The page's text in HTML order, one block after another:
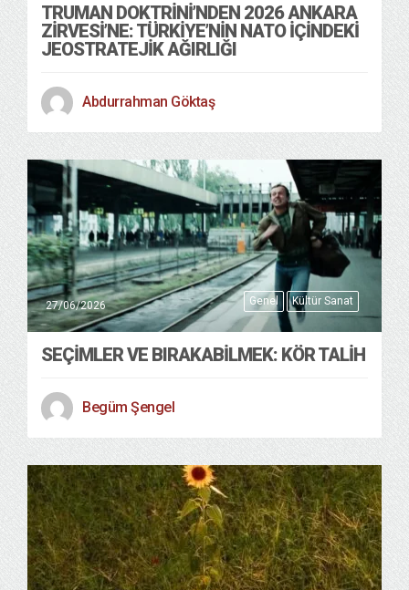
TRUMAN DOKTRINI’NDEN 2026 ANKARA
ZIRVESI’NE: TÜRKIYE’NIN NATO İÇINDEKI
JEOSTRATEJIK AĞIRLIĞI
Abdurrahman Göktaş
Genel Kültür Sanat
27/06/2026
SEÇIMLER VE BIRAKABILMEK: KÖR TALIH
Begüm Şengel